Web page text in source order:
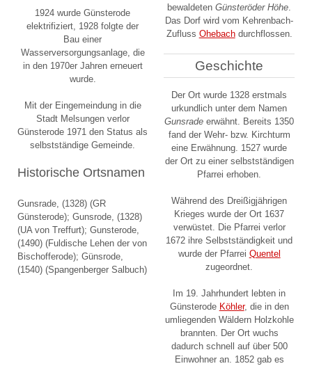
1924 wurde Günsterode
elektrifiziert, 1928 folgte der
Bau einer
Wasserversorgungsanlage, die
in den 1970er Jahren erneuert
wurde.
Mit der Eingemeindung in die
Stadt Melsungen verlor
Günsterode 1971 den Status als
selbstständige Gemeinde.
Historische Ortsnamen
Gunsrade, (1328) (GR
Günsterode); Gunsrode, (1328)
(UA von Treffurt); Gunsterode,
(1490) (Fuldische Lehen der von
Bischofferode); Günsrode,
(1540) (Spangenberger Salbuch)
bewaldetenGünsteröder Höhe
Das Dorf wird vom Kehrenbach-
Zufluss Ohebachdurchflossen.
Geschichte
Der Ort wurde 1328 erstmals
urkundlich unter dem Namen
Gunsrade erwähnt. Bereits 1350
fand der Wehr- bzw. Kirchturm
eine Erwähnung. 1527 wurde
der Ort zu einer selbstständigen
Pfarrei erhoben.
Während des Dreißigjährigen
Krieges wurde der Ort 1637
verwüstet. Die Pfarrei verlor
1672 ihre Selbstständigkeit und
wurde der Pfarrei Quentel
zugeordnet.
Im 19. Jahrhundert lebten in
Günsterode Köhler, die in den
umliegenden Wäldern Holzkohle
brannten. Der Ort wuchs
dadurch schnell auf über 500
Einwohner an. 1852 gab es